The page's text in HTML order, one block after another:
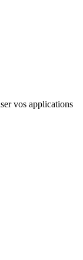
vos applications